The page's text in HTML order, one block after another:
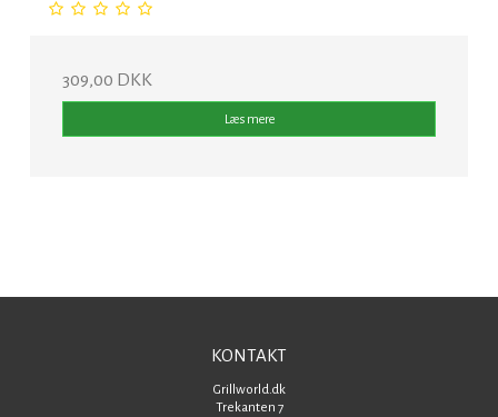
309,00 DKK
Læs mere
KONTAKT
Grillworld.dk
Trekanten 7